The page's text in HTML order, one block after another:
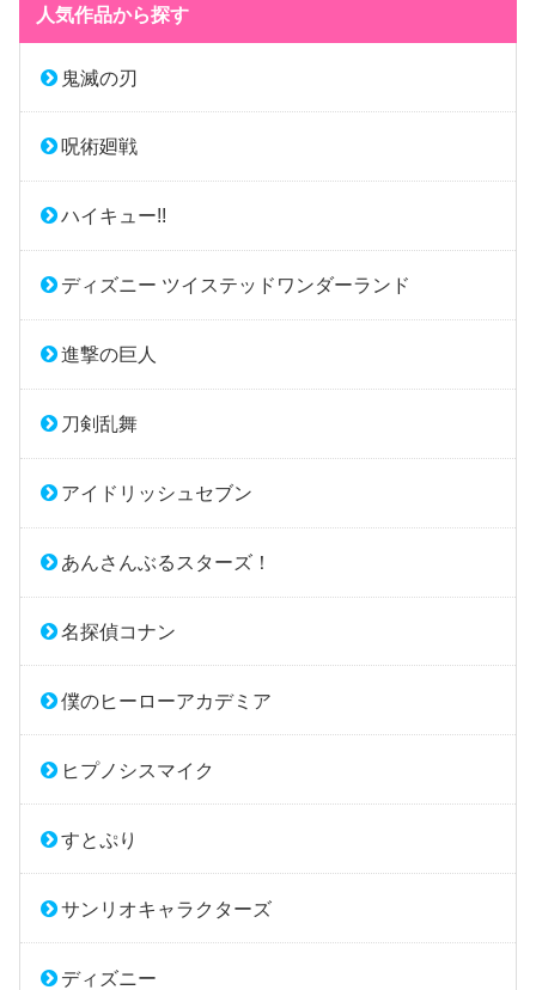
人気作品から探す
鬼滅の刃
呪術廻戦
ハイキュー!!
ディズニー ツイステッドワンダーランド
進撃の巨人
刀剣乱舞
アイドリッシュセブン
あんさんぶるスターズ！
名探偵コナン
僕のヒーローアカデミア
ヒプノシスマイク
すとぷり
サンリオキャラクターズ
ディズニー